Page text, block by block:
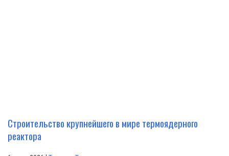
Строительство крупнейшего в мире термоядерного
реактора